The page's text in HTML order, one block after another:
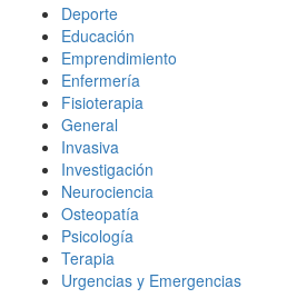
Deporte
Educación
Emprendimiento
Enfermería
Fisioterapia
General
Invasiva
Investigación
Neurociencia
Osteopatía
Psicología
Terapia
Urgencias y Emergencias